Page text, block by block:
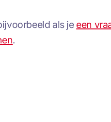
als je een
.